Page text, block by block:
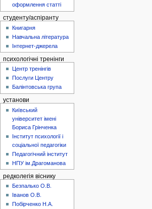
оформлення статті
студенту/аспіранту
Книгарня
Навчальна література
Інтернет-джерела
психологічні тренінги
Центр тренінгів
Послуги Центру
Балінтовська група
установи
Київський
університет імені
Бориса Грінченка
Інститут психології і
соціальної педагогіки
Педагогічний інститут
НПУ ім.Драгоманова
редколегія віснику
Безпалько О.В.
Іванов О.В.
Побірченко Н.А.